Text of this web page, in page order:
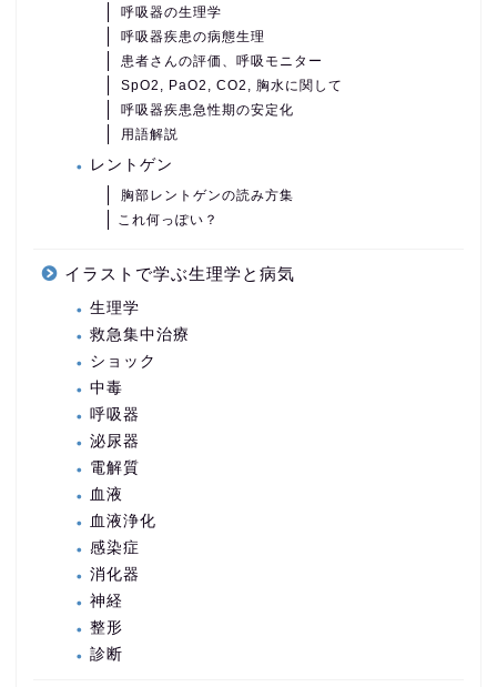
呼吸器の生理学
呼吸器疾患の病態生理
患者さんの評価、呼吸モニター
SpO2, PaO2, CO2, 胸水に関して
呼吸器疾患急性期の安定化
用語解説
レントゲン
胸部レントゲンの読み方集
これ何っぽい？
イラストで学ぶ生理学と病気
生理学
救急集中治療
ショック
中毒
呼吸器
泌尿器
電解質
血液
血液浄化
感染症
消化器
神経
整形
診断